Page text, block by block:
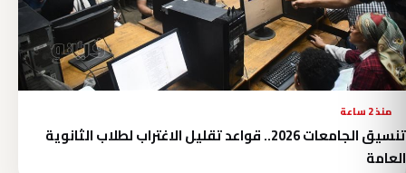
منذ 2 ساعة
تنسيق الجامعات 2026.. قواعد تقليل الاغتراب لطلاب الثانوية
العامة